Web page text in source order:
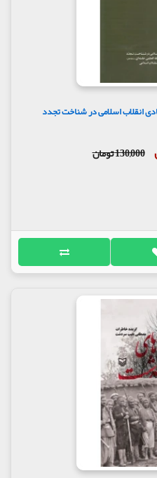
انقلاب اسلامی در شناخت تجدد
130,000 تومان